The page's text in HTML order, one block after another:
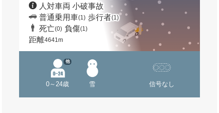
人対車両 小破事故
普通乗用車(1) 歩行者(1)
死亡(0) 負傷(1)
距離4641m
0～24歳
他
雪 信号なし